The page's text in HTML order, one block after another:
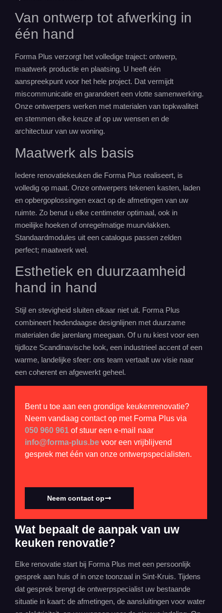
Van ontwerp tot afwerking in
één hand
Forma Plus verzorgt het volledige traject: ontwerp,
maatwerk productie en plaatsing. U heeft één
aanspreekpunt voor het hele project. Dat vermijdt
miscommunicatie en garandeert een vlotte samenwerking.
Onze ontwerpers werken met materialen van topkwaliteit
en stemmen elke keuze af op uw wensen en de
architectuur van uw woning.
Maatwerk als basis
Iedere renovatiekeuken die Forma Plus realiseert, is
volledig op maat. Onze ontwerpers tekenen kasten, laden
en opbergoplossingen exact op de afmetingen van uw
ruimte. Zo benut u elke centimeter optimaal, ook in
moeilijke hoeken of onregelmatige muurvlakken.
Standaardmodules uit een catalogus passen zelden
perfect; maatwerk wel.
Esthetiek en duurzaamheid
hand in hand
Stijl en stevigheid sluiten elkaar niet uit. Forma Plus
combineert hedendaagse designlijnen met duurzame
materialen die jarenlang meegaan. Of u nu kiest voor een
tijdloze Scandinavische look, een industrieel accent of een
warme, landelijke sfeer: ons team vertaalt uw visie naar
een coherent en afgewerkt geheel.
Bent u toe aan een grondige keukenrenovatie?
Neem vandaag contact op met Forma Plus via
050 960 961 of stuur een e-mail naar
info@forma-plus.be voor een vrijblijvend
gesprek met één van onze ontwerpspecialisten.
Neem contact op
Wat bepaalt de aanpak van uw
keuken renovatie?
Elke renovatie start bij Forma Plus met een persoonlijk
gesprek aan huis of in onze toonzaal in Sint-Kruis. Tijdens
dat gesprek brengt de ontwerpspecialist uw bestaande
situatie in kaart: de afmetingen, de aansluitingen voor water